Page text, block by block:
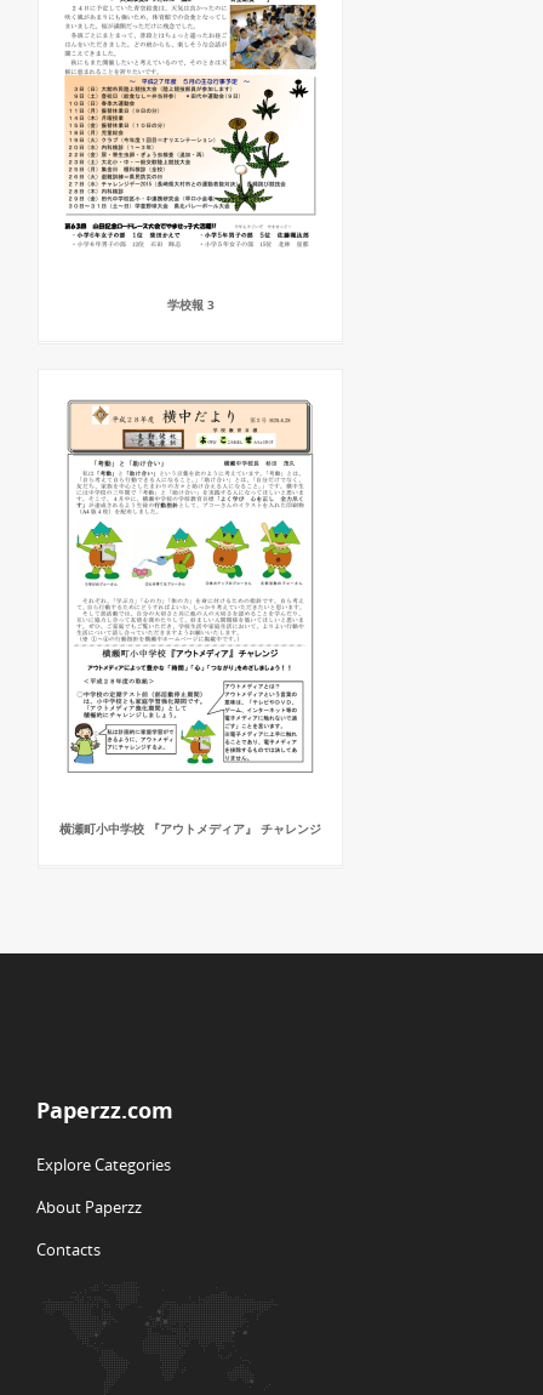
学校報 3
横瀬町小中学校 『アウトメディア』 チャレンジ
Paperzz.com
Explore Categories
About Paperzz
Contacts